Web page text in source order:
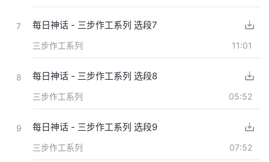
7 每日神话 - 三步作工系列 选段7
三步作工系列 11:01
8 每日神话 - 三步作工系列 选段8
三步作工系列 05:52
9 每日神话 - 三步作工系列 选段9
三步作工系列 07:52